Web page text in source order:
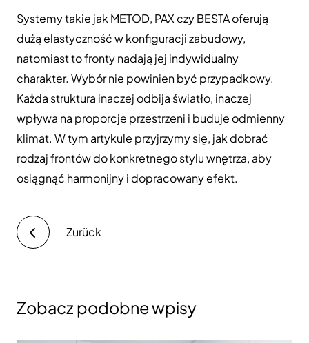
Systemy takie jak METOD, PAX czy BESTA oferują
dużą elastyczność w konfiguracji zabudowy,
natomiast to fronty nadają jej indywidualny
charakter. Wybór nie powinien być przypadkowy.
Każda struktura inaczej odbija światło, inaczej
wpływa na proporcje przestrzeni i buduje odmienny
klimat. W tym artykule przyjrzymy się, jak dobrać
rodzaj frontów do konkretnego stylu wnętrza, aby
osiągnąć harmonijny i dopracowany efekt.
Zurück
Zobacz podobne wpisy